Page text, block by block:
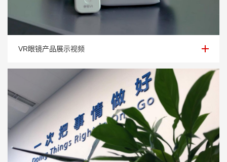
VR眼镜产品展示视频
VR眼镜产品展示视频